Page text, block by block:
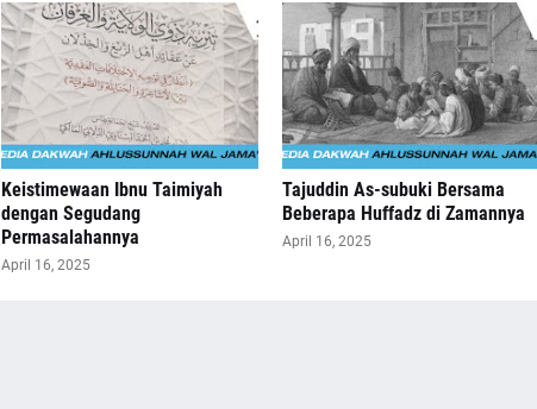
Keistimewaan Ibnu Taimiyah
dengan Segudang
Permasalahannya
April 16, 2025
Tajuddin As-subuki Bersama
Beberapa Huffadz di Zamannya
April 16, 2025